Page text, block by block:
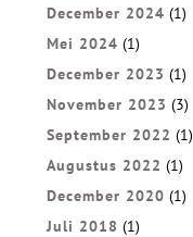
December 2024 (1)
Mei 2024 (1)
December 2023 (1)
November 2023 (3)
September 2022 (1)
Augustus 2022 (1)
December 2020 (1)
Juli 2018 (1)